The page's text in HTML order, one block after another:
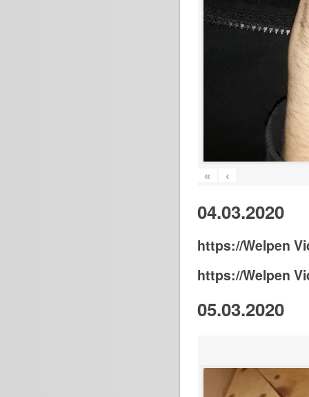
« ‹
04.03.2020
https://Welpen
https://Welpen
05.03.2020